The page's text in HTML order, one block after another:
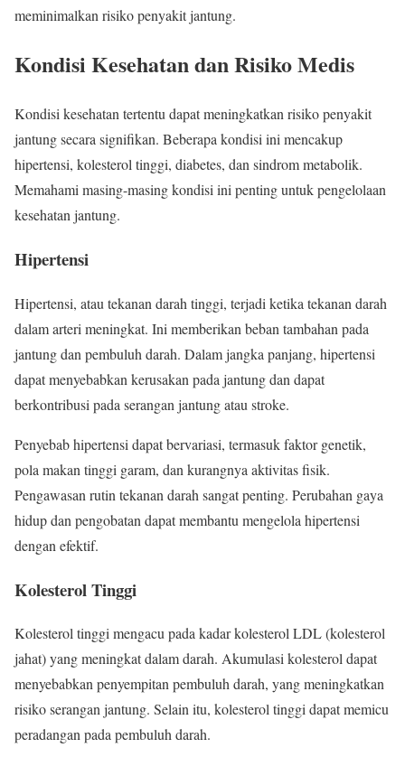
meminimalkan risiko penyakit jantung.
Kondisi Kesehatan dan Risiko Medis
Kondisi kesehatan tertentu dapat meningkatkan risiko penyakit
jantung secara signifikan. Beberapa kondisi ini mencakup
hipertensi, kolesterol tinggi, diabetes, dan sindrom metabolik.
Memahami masing-masing kondisi ini penting untuk pengelolaan
kesehatan jantung.
Hipertensi
Hipertensi, atau tekanan darah tinggi, terjadi ketika tekanan darah
dalam arteri meningkat. Ini memberikan beban tambahan pada
jantung dan pembuluh darah. Dalam jangka panjang, hipertensi
dapat menyebabkan kerusakan pada jantung dan dapat
berkontribusi pada serangan jantung atau stroke.
Penyebab hipertensi dapat bervariasi, termasuk faktor genetik,
pola makan tinggi garam, dan kurangnya aktivitas fisik.
Pengawasan rutin tekanan darah sangat penting. Perubahan gaya
hidup dan pengobatan dapat membantu mengelola hipertensi
dengan efektif.
Kolesterol Tinggi
Kolesterol tinggi mengacu pada kadar kolesterol LDL (kolesterol
jahat) yang meningkat dalam darah. Akumulasi kolesterol dapat
menyebabkan penyempitan pembuluh darah, yang meningkatkan
risiko serangan jantung. Selain itu, kolesterol tinggi dapat memicu
peradangan pada pembuluh darah.